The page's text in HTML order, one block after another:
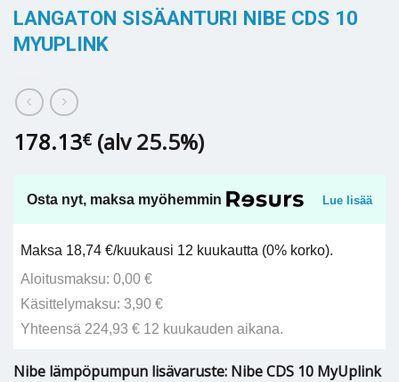
LANGATON SISÄANTURI NIBE CDS 10
MYUPLINK
178.13€ (alv 25.5%)
Osta nyt, maksa myöhemmin Lue lisää
Maksa 18,74 €/kuukausi 12 kuukautta (0% korko).
Aloitusmaksu: 0,00 €
Käsittelymaksu: 3,90 €
Yhteensä 224,93 € 12 kuukauden aikana.
Nibe lämpöpumpun lisävaruste: Nibe CDS 10 MyUplink